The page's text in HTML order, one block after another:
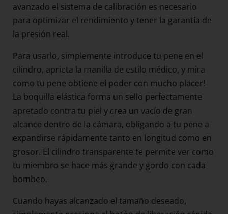
avanzado el sistema de calibración es necesario
para optimizar el rendimiento y tener la garantía de
la presión real.
Para usarlo, simplemente introduce tu pene en el
cilindro, aprieta la manilla de estilo médico, y mira
como tu pene obtiene el poder con mucho placer!
La boquilla elástica forma un sello perfectamente
apretado contra tu piel y crea un vacío de gran
alcance dentro de la cámara, obligando a tu pene a
expandirse rápidamente tanto en longitud como en
grosor. El cilindro transparente te permite ver como
tu miembro se hace más grande y gordo con cada
bombeo.
Cuando hayas alcanzado el tamaño deseado,